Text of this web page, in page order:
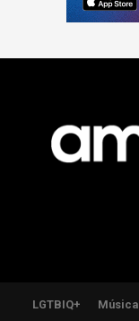
LGTBIQ+ Música